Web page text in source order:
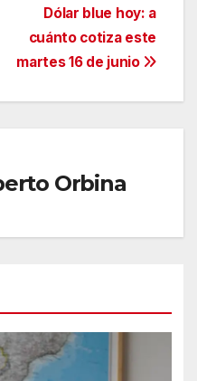
Dólar blue hoy: a
cuánto cotiza este
martes 16 de junio
Orbina